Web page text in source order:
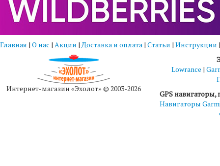
Главная | О нас | Акции |Доставка и оплата | Статьи | Инструкции
Интернет-магазин «Эхолот» © 2003-2026
Lowrance |
GPS
Навигаторы